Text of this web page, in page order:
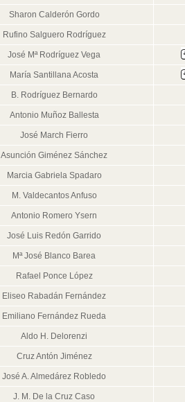
Sharon Calderón Gordo
Rufino Salguero Rodríguez
José Mª Rodríguez Vega
María Santillana Acosta
B. Rodríguez Bernardo
Antonio Muñoz Ballesta
José March Fierro
Asunción Giménez Sánchez
Marcia Gabriela Spadaro
M. Valdecantos Anfuso
Antonio Romero Ysern
José Luis Redón Garrido
Mª José Blanco Barea
Rafael Ponce López
Eliseo Rabadán Fernández
Emiliano Fernández Rueda
Aldo H. Delorenzi
Cruz Antón Jiménez
José A. Almedárez Robledo
J. M. De la Cruz Caso